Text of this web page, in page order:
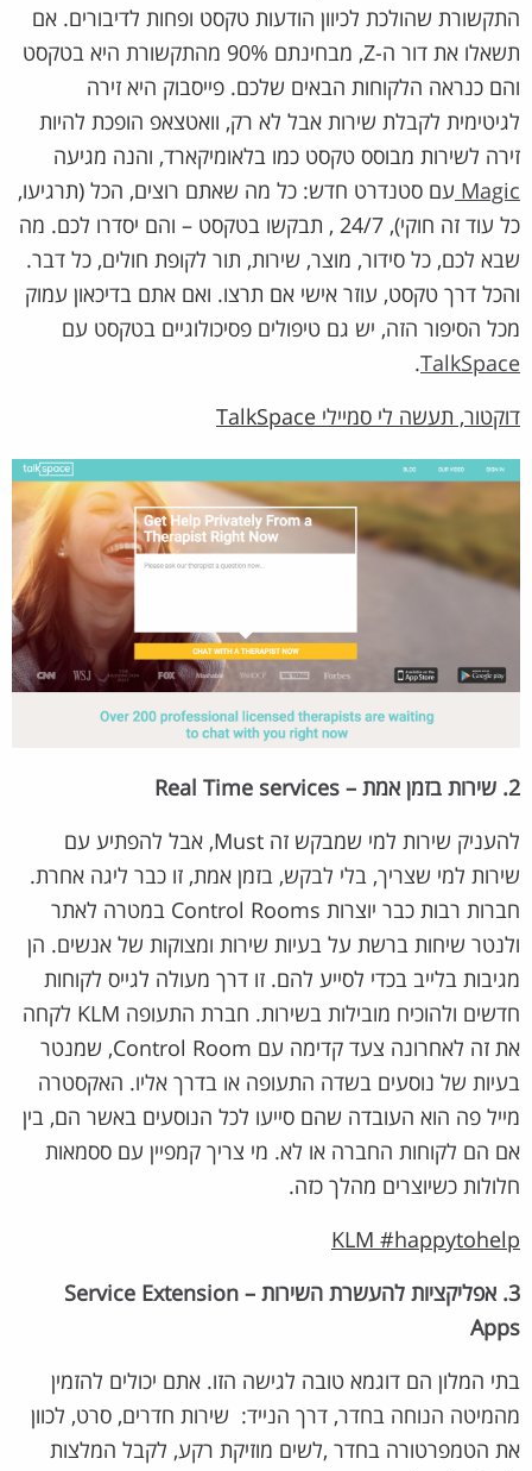
התקשורת שהולכת לכיוון הודעות טקסט ופחות לדיבורים. אם
תשאלו את דור ה-Z, מבחינתם 90% מהתקשורת היא בטקסט
והם כנראה הלקוחות הבאים שלכם. פייסבוק היא זירה
לגיטימית לקבלת שירות אבל לא רק, וואטצאפ הופכת להיות
זירה לשירות מבוסס טקסט כמו בלאומיקארד, והנה מגיעה
Magic עם סטנדרט חדש: כל מה שאתם רוצים, הכל (תרגיעו,
כל עוד זה חוקי), 24/7 , תבקשו בטקסט – והם יסדרו לכם. מה
שבא לכם, כל סידור, מוצר, שירות, תור לקופת חולים, כל דבר.
והכל דרך טקסט, עוזר אישי אם תרצו. ואם אתם בדיכאון עמוק
מכל הסיפור הזה, יש גם טיפולים פסיכולוגיים בטקסט עם
TalkSpace
.
דוקטור, תעשה לי סמיילי TalkSpace
2. שירות בזמן אמת – Real Time services
להעניק שירות למי שמבקש זה Must, אבל להפתיע עם
שירות למי שצריך, בלי לבקש, בזמן אמת, זו כבר ליגה אחרת.
חברות רבות כבר יוצרות Control Rooms במטרה לאתר
ולנטר שיחות ברשת על בעיות שירות ומצוקות של אנשים. הן
מגיבות בלייב בכדי לסייע להם. זו דרך מעולה לגייס לקוחות
חדשים ולהוכיח מובילות בשירות. חברת התעופה KLM לקחה
את זה לאחרונה צעד קדימה עם Control Room, שמנטר
בעיות של נוסעים בשדה התעופה או בדרך אליו. האקסטרה
מייל פה הוא העובדה שהם סייעו לכל הנוסעים באשר הם, בין
אם הם לקוחות החברה או לא. מי צריך קמפיין עם ססמאות
חלולות כשיוצרים מהלך כזה.
KLM #happytohelp
3. אפליקציות להעשרת השירות – Service Extension
Apps
בתי המלון הם דוגמא טובה לגישה הזו. אתם יכולים להזמין
מהמיטה הנוחה בחדר, דרך הנייד: שירות חדרים, סרט, לכוון
את הטמפרטורה בחדר ,לשים מוזיקת רקע, לקבל המלצות